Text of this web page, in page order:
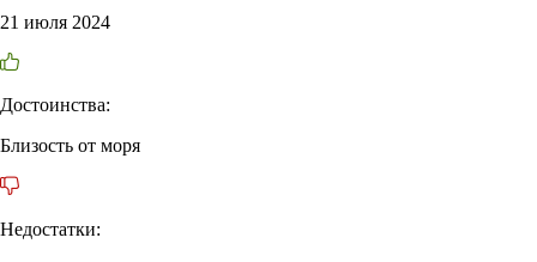
21 июля 2024
Достоинства:
Близость от моря
Недостатки: